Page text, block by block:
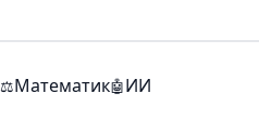
⚖️Математик🤖ИИ